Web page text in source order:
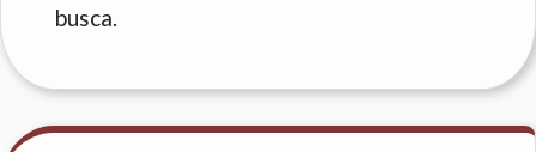
busca.